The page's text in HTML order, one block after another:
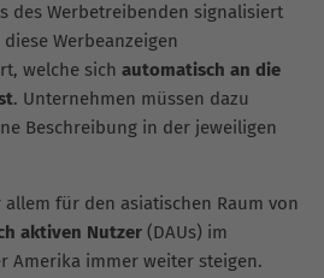
des Werbetreibenden signalisiert
Werbeanzeigen
welche sich automatisch an die
. Unternehmen müssen dazu
Beschreibung in der jeweiligen
für den asiatischen Raum von
aktiven Nutzer (DAUs) im
Amerika immer weiter steigen.